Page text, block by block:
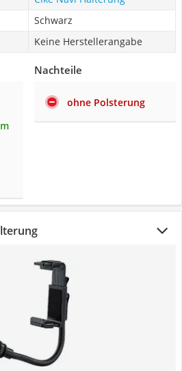
Schwarz
Keine Herstellerangabe
Nachteile
ohne Polsterung